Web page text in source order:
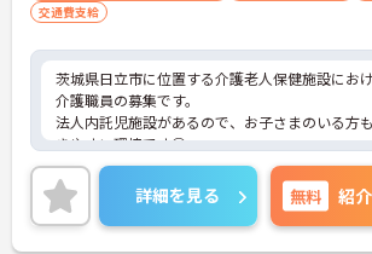
交通費支給
茨城県日立市に位置する介護老人保健施設にお
介護職員の募集です。
法人内託児施設があるので、お子さまのいる方
きやすい環境です◎
住宅手当や資格手当など、嬉しい手当が豊富で
ご興味のある方には面接ポイントをお伝えします
で、お気軽にお問い合わせください！
詳細を見る 無料 紹